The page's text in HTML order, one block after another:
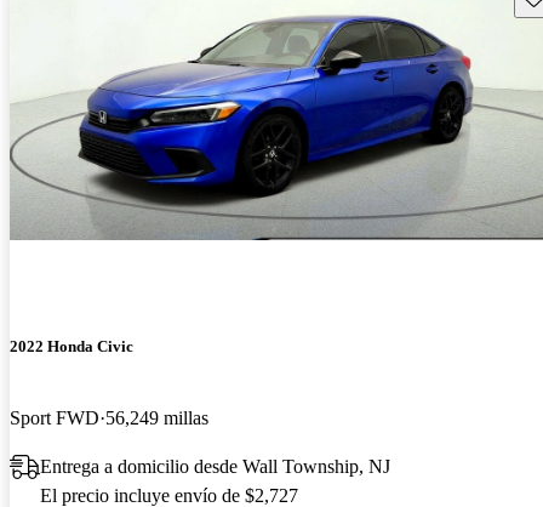
2022 Honda Civic
Sport FWD 56,249 millas
Entrega a domicilio desde Wall Township, NJ
El precio incluye envío de $2,727